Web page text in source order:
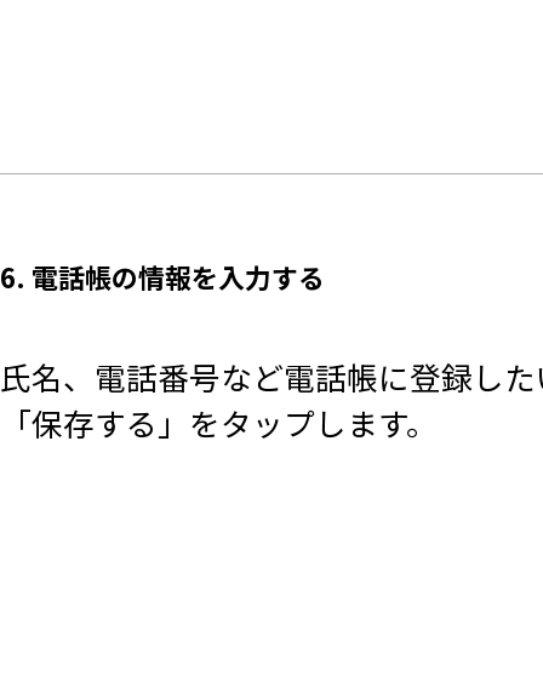
6. 電話帳の情報を入力する
氏名、電話番号など電話帳に登録し
「保存する」をタップします。